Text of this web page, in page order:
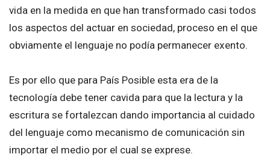
vida en la medida en que han transformado casi todos
los aspectos del actuar en sociedad, proceso en el que
obviamente el lenguaje no podía permanecer exento.
Es por ello que para País Posible esta era de la
tecnología debe tener cavida para que la lectura y la
escritura se fortalezcan dando importancia al cuidado
del lenguaje como mecanismo de comunicación sin
importar el medio por el cual se exprese.